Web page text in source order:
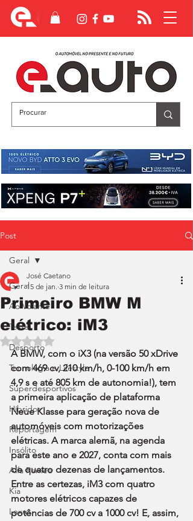
Post
Geral
Ao Volante
Teste
Desporto
Tecnologia e Lifestyle
Superdesportivos
Híbridos
Reportagem
Insólito
Alfa Romeo
Kia
Lexus
Geral
Primeiro BMW M
elétrico: iM3
José Caetano
15 de jan. 3 min de leitura
Avaliado com NaN de 5 estrelas.
A BMW, com o iX3 (na versão 50 xDrive
com 469 cv, 210 km/h, 0-100 km/h em
4,9 s e até 805 km de autonomia!), tem
a primeira aplicação de plataforma
Neue Klasse para geração nova de
automóveis com motorizações
elétricas. A marca alemã, na agenda
para este ano e 2027, conta com mais
de quatro dezenas de lançamentos.
Entre as certezas, iM3 com quatro
motores elétricos capazes de
potências de 700 cv a 1000 cv! E, assim,